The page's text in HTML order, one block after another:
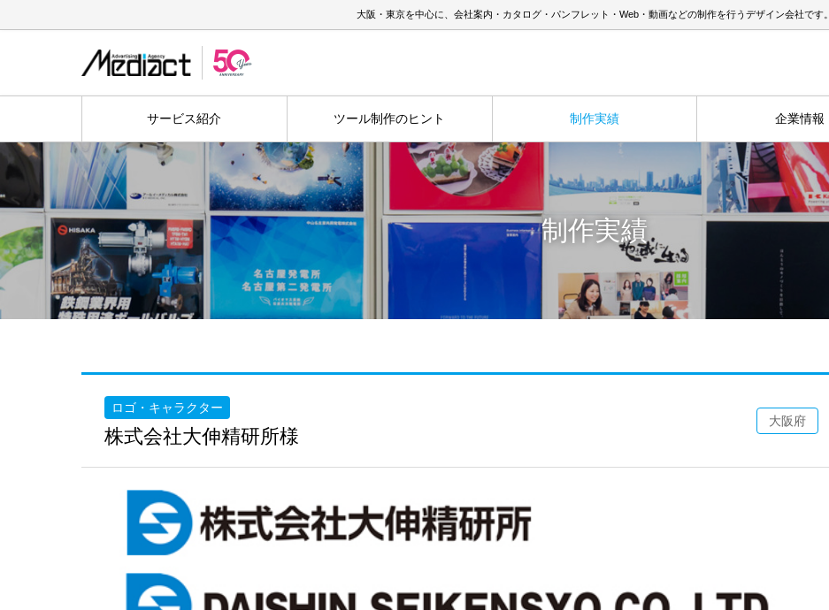
大阪・東京を中心に、会社案内・カタログ・パンフレット・Web・動画などの制作を行うデザイン会社です。
サービス紹介 ツール制作のヒント 制作実績 企業情報
制作実績
ロゴ・キャラクター
株式会社大伸精研所様
大阪府